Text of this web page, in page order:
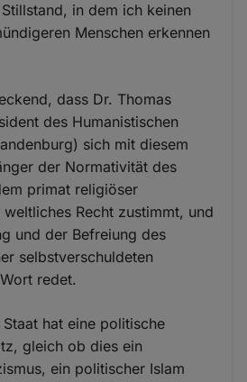
in dem ich keinen
Menschen erkennen
dass Dr. Thomas
des Humanistischen
sich mit diesem
der Normativität des
primat religiöser
Recht zustimmt, und
und der Befreiung des
selbstverschuldeten
redet.
hat eine politische
gleich ob dies ein
ein politischer Islam